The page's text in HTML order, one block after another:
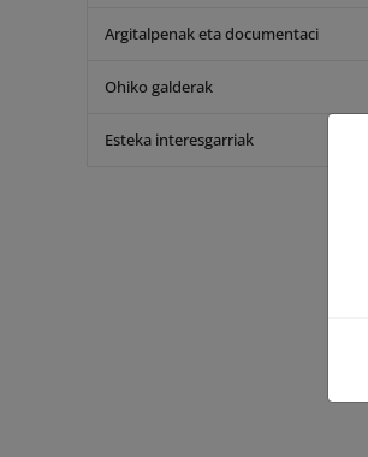
Argitalpenak eta documentaci
Ohiko galderak
Esteka interesgarriak